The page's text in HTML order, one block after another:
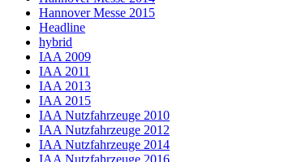
Hannover Messe 2015
Headline
hybrid
IAA 2009
IAA 2011
IAA 2013
IAA 2015
IAA Nutzfahrzeuge 2010
IAA Nutzfahrzeuge 2012
IAA Nutzfahrzeuge 2014
IAA Nutzfahrzeuge 2016